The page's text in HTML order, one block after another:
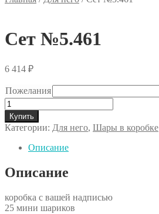
Сет №5.461
6 414 ₽
Пожелания
Количество
товара
Сет
№5.461
Купить
Категории: Для него, Шары в коробке
Описание
Описание
коробка с вашей надписью
25 мини шариков